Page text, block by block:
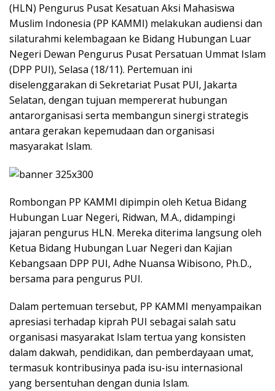
(HLN) Pengurus Pusat Kesatuan Aksi Mahasiswa
Muslim Indonesia (PP KAMMI) melakukan audiensi dan
silaturahmi kelembagaan ke Bidang Hubungan Luar
Negeri Dewan Pengurus Pusat Persatuan Ummat Islam
(DPP PUI), Selasa (18/11). Pertemuan ini
diselenggarakan di Sekretariat Pusat PUI, Jakarta
Selatan, dengan tujuan mempererat hubungan
antarorganisasi serta membangun sinergi strategis
antara gerakan kepemudaan dan organisasi
masyarakat Islam.
Rombongan PP KAMMI dipimpin oleh Ketua Bidang
Hubungan Luar Negeri, Ridwan, M.A., didampingi
jajaran pengurus HLN. Mereka diterima langsung oleh
Ketua Bidang Hubungan Luar Negeri dan Kajian
Kebangsaan DPP PUI, Adhe Nuansa Wibisono, Ph.D.,
bersama para pengurus PUI.
Dalam pertemuan tersebut, PP KAMMI menyampaikan
apresiasi terhadap kiprah PUI sebagai salah satu
organisasi masyarakat Islam tertua yang konsisten
dalam dakwah, pendidikan, dan pemberdayaan umat,
termasuk kontribusinya pada isu-isu internasional
yang bersentuhan dengan dunia Islam.